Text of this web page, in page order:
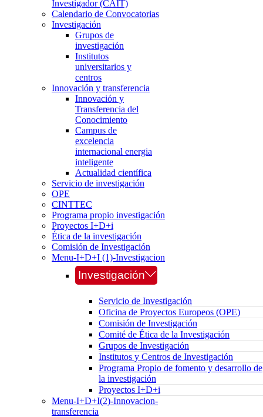
Investigador (CAIT)
Calendario de Convocatorias
Investigación
Grupos de
investigación
Institutos
universitarios y
centros
Innovación y transferencia
Innovación y
Transferencia del
Conocimiento
Campus de
excelencia
internacional energia
inteligente
Actualidad científica
Servicio de investigación
OPE
CINTTEC
Programa propio investigación
Proyectos I+D+i
Ética de la investigación
Comisión de Investigación
Menu-I+D+I (1)-Investigacion
Investigación
Servicio de Investigación
Oficina de Proyectos Europeos (OPE)
Comisión de Investigación
Comité de Ética de la Investigación
Grupos de Investigación
Institutos y Centros de Investigación
Programa Propio de fomento y desarrollo de
la investigación
Proyectos I+D+i
Menu-I+D+I(2)-Innovacion-
transferencia